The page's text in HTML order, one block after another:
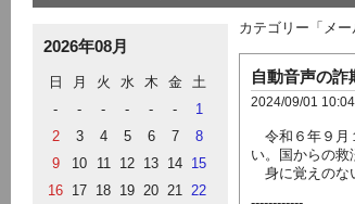
2026年08月
日 月 火 水 木 金
土
-
- - - - -
1
2
3 4 5 6 7
8
9
10 11 12 13 14 15
16 17 18 19 20 21 22
カテゴリー「メ
自動音声の詐
2024/09/01 10:04
令和６年９月
い。国からの救
身に覚えのな